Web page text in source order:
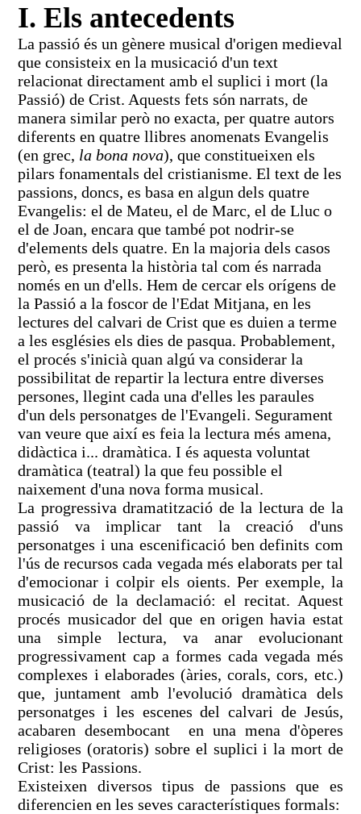
I. Els antecedents
La passió és un gènere musical d'origen medieval
que consisteix en la musicació d'un text
relacionat directament amb el suplici i mort (la
Passió) de Crist. Aquests fets són narrats, de
manera similar però no exacta, per quatre autors
diferents en quatre llibres anomenats Evangelis
(en grec, la bona nova), que constitueixen els
pilars fonamentals del cristianisme. El text de les
passions, doncs, es basa en algun dels quatre
Evangelis: el de Mateu, el de Marc, el de Lluc o
el de Joan, encara que també pot nodrir-se
d'elements dels quatre. En la majoria dels casos
però, es presenta la història tal com és narrada
només en un d'ells. Hem de cercar els orígens de
la Passió a la foscor de l'Edat Mitjana, en les
lectures del calvari de Crist que es duien a terme
a les esglésies els dies de pasqua. Probablement,
el procés s'inicià quan algú va considerar la
possibilitat de repartir la lectura entre diverses
persones, llegint cada una d'elles les paraules
d'un dels personatges de l'Evangeli. Segurament
van veure que així es feia la lectura més amena,
didàctica i... dramàtica. I és aquesta voluntat
dramàtica (teatral) la que feu possible el
naixement d'una nova forma musical.
La progressiva dramatització de la lectura de la
passió va implicar tant la creació d'uns
personatges i una escenificació ben definits com
l'ús de recursos cada vegada més elaborats per tal
d'emocionar i colpir els oients. Per exemple, la
musicació de la declamació: el recitat. Aquest
procés musicador del que en origen havia estat
una simple lectura, va anar evolucionant
progressivament cap a formes cada vegada més
complexes i elaborades (àries, corals, cors, etc.)
que, juntament amb l'evolució dramàtica dels
personatges i les escenes del calvari de Jesús,
acabaren desembocant en una mena d'òperes
religioses (oratoris) sobre el suplici i la mort de
Crist: les Passions.
Existeixen diversos tipus de passions que es
diferencien en les seves característiques formals: